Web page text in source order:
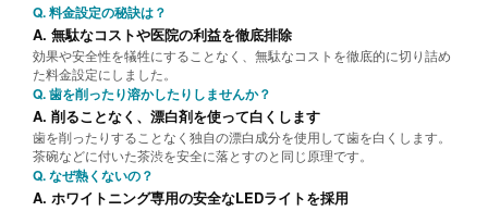
Q. 料金設定の秘訣は？
A. 無駄なコストや医院の利益を徹底排除
効果や安全性を犠牲にすることなく、無駄なコストを徹底的に切り詰め
た料金設定にしました。
Q. 歯を削ったり溶かしたりしませんか？
A. 削ることなく、漂白剤を使って白くします
歯を削ったりすることなく独自の漂白成分を使用して歯を白くします。
茶碗などに付いた茶渋を安全に落とすのと同じ原理です。
Q. なぜ熱くないの？
A. ホワイトニング専用の安全なLEDライトを採用